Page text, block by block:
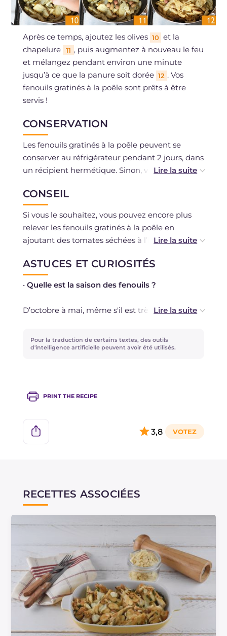
Après ce temps, ajoutez les olives 10 et la
chapelure
11 , puis augmentez à nouveau le feu
et mélangez pendant environ une minute
jusqu’à ce que la panure soit dorée 12 . Vos
fenouils gratinés à la poêle sont prêts à être
servis !
CONSERVATION
Les fenouils gratinés à la poêle peuvent se
conserver au réfrigérateur pendant 2 jours, dans
un récipient hermétique. Sinon, vous pouvez les
CONSEIL
Si vous le souhaitez, vous pouvez encore plus
relever les fenouils gratinés à la poêle en
ajoutant des tomates séchées à l’huile et des
Vous pouvez varier le mélange d’aromates
proposé en utilisant par exemple du persil frais
ASTUCES ET CURIOSITÉS
• Quelle est la saison des fenouils ?
D’octobre à mai, même s'il est très facile de les
Pourquoi le goût des fenouils rappelle-t-il
essentielle qui leur confère cet arôme
Quels sont les bienfaits des fenouils ?
favorisant la diurèse et la digestion. De plus, ils
sont très faibles en calories.
• Quelle est la différence entre fenouil et
Ils appartiennent à la même famille, mais le
fenouil doux, utilisé dans cette recette, est
cultivé tandis que le fenouil sauvage pousse
spontanément.
• Qu'est-ce que le bulbe ?
Pour la traduction de certains textes, des outils
d'intelligence artificielle peuvent avoir été utilisés.
PRINT THE RECIPE
3,8
RECETTES ASSOCIÉES